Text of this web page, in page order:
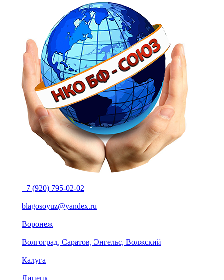
+7 (920) 795-02-02
blagosoyuz@yandex.ru
Воронеж
Волгоград, Саратов, Энгельс, Волжский
Калуга
Липецк